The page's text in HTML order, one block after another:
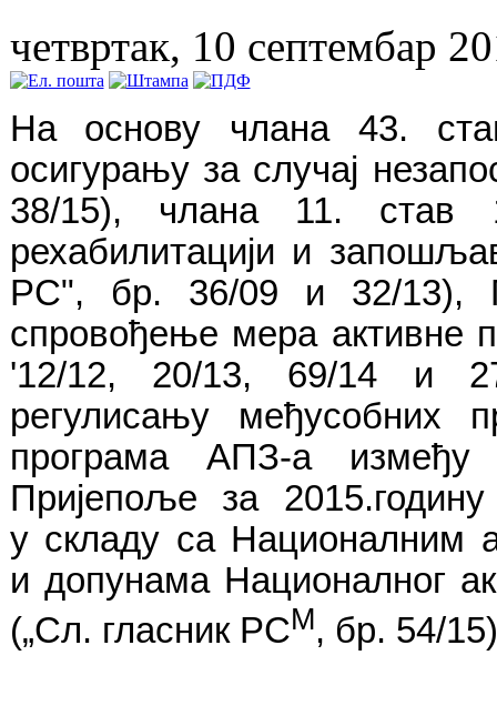
четвртак, 10 септембар
На основу члана43.
осигурању за случај
38/15), члана11. став
рехабилитацији и
РС", бр. 36/09 и 32/13),
спровођење мера активне
'12/12, 20/13, 69/14 и
регулисању
међусобних
програма
АПЗ-а
између
Пријепоље
за2015.годину
у складу са Националним
и допунама Националног
(„Сл. гласник РСМ, бр. 54/15)